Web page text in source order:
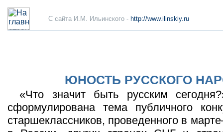
C сайта И.М. Ильинского - http://www.ilinskiy.ru
ЮНОСТЬ РУССКОГО
«Что значит быть русским
сформулирована тема публичного
старшеклассников, проведенного в